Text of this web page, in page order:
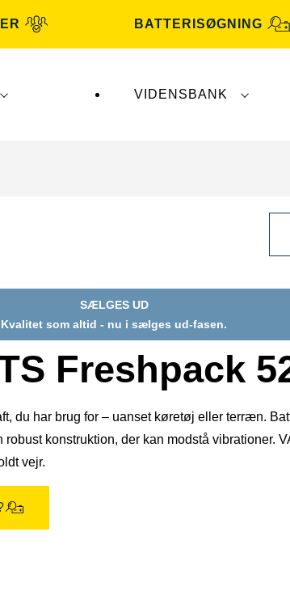
BATTERISØGNING
VIDENSBANK
SÆLGES UD
Kvalitet som altid - nu i sælges ud-fasen.
Freshpack
du har brug for – uanset køretøj eller terræn.
konstruktion, der kan modstå vibrationer.
vejr.